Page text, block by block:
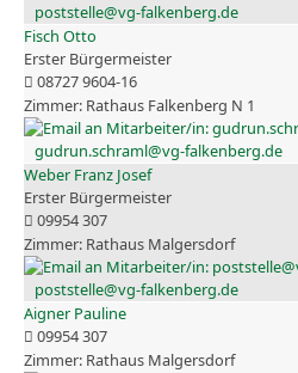
poststelle@vg-falkenberg.de
Fisch Otto
Erster Bürgermeister
08727 9604-16
Rathaus Falkenberg N 1
gudrun.schraml@vg-falkenberg.de
Weber Franz Josef
Erster Bürgermeister
09954 307
Rathaus Malgersdorf
poststelle@vg-falkenberg.de
Aigner Pauline
09954 307
Rathaus Malgersdorf